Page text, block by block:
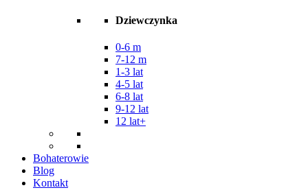
Dziewczynka
0-6 m
7-12 m
1-3 lat
4-5 lat
6-8 lat
9-12 lat
12 lat+
Bohaterowie
Blog
Kontakt